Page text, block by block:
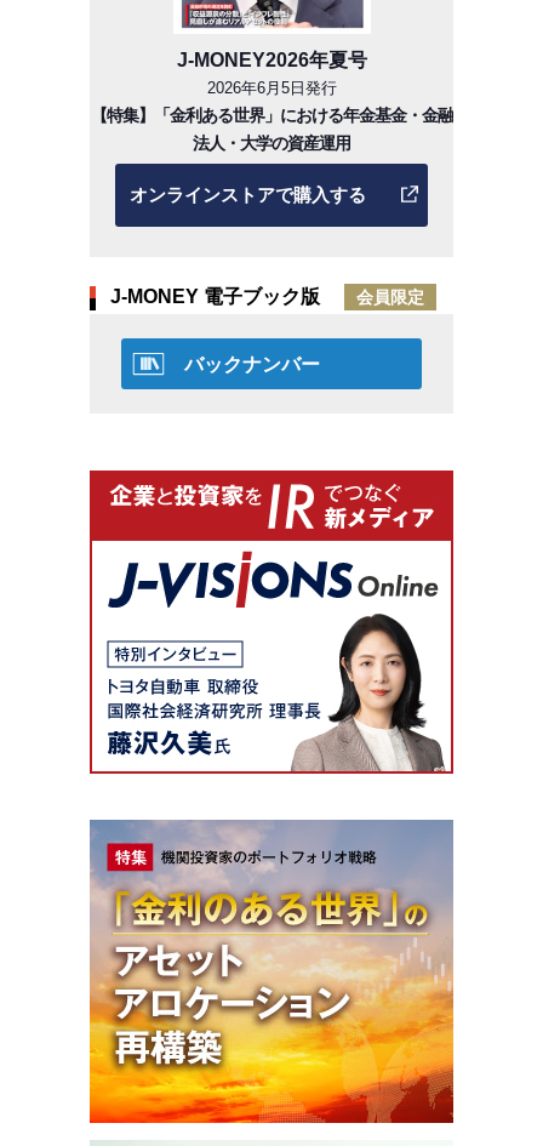
J-MONEY2026年夏号
2026年6月5日発行
【特集】「金利ある世界」における年金基金・金融
法人・大学の資産運用
オンラインストアで購入する
J-MONEY 電子ブック版 会員限定
バックナンバー